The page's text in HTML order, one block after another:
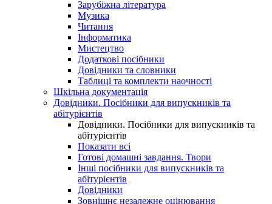
Зарубіжна література
Музика
Читання
Інформатика
Мистецтво
Додаткові посібники
Довідники та словники
Таблиці та комплекти наочності
Шкільна документація
Довідники. Посібники для випускників та
абітурієнтів
Довідники. Посібники для випускників та
абітурієнтів
Показати всі
Готові домашні завдання. Твори
Інші посібники для випускників та
абітурієнтів
Довідники
Зовнішнє незалежне оцінювання